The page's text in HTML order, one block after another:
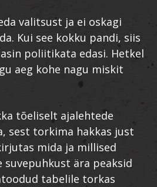
valitsust ja ei oskagi
Kui see kokku pandi, siis
poliitikata edasi. Hetkel
aeg kohe nagu miskit
tõeliselt ajalehtede
sest torkima hakkas just
mida ja millised
suvepuhkust ära peaksid
tabelile torkas